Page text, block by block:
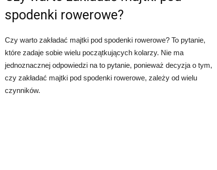
spodenki rowerowe?
Czy warto zakładać majtki pod spodenki rowerowe? To pytanie,
które zadaje sobie wielu początkujących kolarzy. Nie ma
jednoznacznej odpowiedzi na to pytanie, ponieważ decyzja o tym,
czy zakładać majtki pod spodenki rowerowe, zależy od wielu
czynników.